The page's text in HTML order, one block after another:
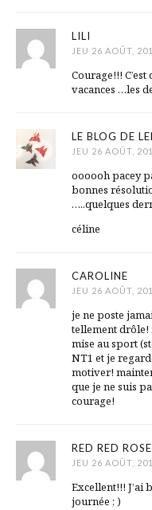
LILI
JEU 26 AOÛT,
Courage!!!
vacances …les
LE BLOG DE
JEU 26 AOÛT,
oooooh pacey
bonnes
…..quelques
céline
CAROLINE
JEU 26 AOÛT,
je ne poste
tellement drôle!
mise au sport
NT1 et je
motiver!
que je ne suis
courage!
RED RED ROSE
JEU 26 AOÛT,
Excellent!!! J’ai
journée ; )